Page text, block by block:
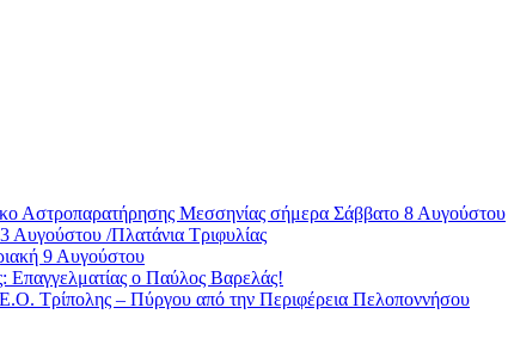
Αστροπαρατήρησης Μεσσηνίας σήμερα Σάββατο 8 Αυγούστου
/Πλατάνια Τριφυλίας
9 Αυγούστου
ο Παύλος Βαρελάς!
Τρίπολης – Πύργου από την Περιφέρεια Πελοποννήσου